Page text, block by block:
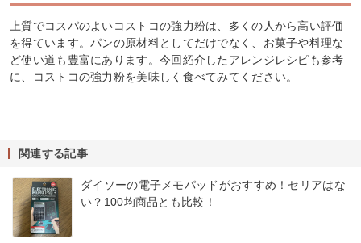
上質でコスパのよいコストコの強力粉は、多くの人から高い評価
を得ています。パンの原材料としてだけでなく、お菓子や料理な
ど使い道も豊富にあります。今回紹介したアレンジレシピも参考
に、コストコの強力粉を美味しく食べてみてください。
関連する記事
ダイソーの電子メモパッドがおすすめ！セリアはな
い？100均商品とも比較！